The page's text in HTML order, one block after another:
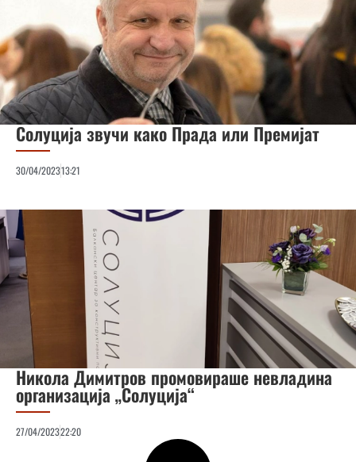
Солуција звучи како Прада или Премијат
30/04/202313:21
Никола Димитров промовираше невладина
организација „Солуција“
27/04/202322:20